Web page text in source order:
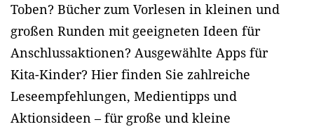
Toben? Bücher zum Vorlesen in kleinen und
großen Runden mit geeigneten Ideen für
Anschlussaktionen? Ausgewählte Apps für
Kita-Kinder? Hier finden Sie zahlreiche
Leseempfehlungen, Medientipps und
Aktionsideen – für große und kleine